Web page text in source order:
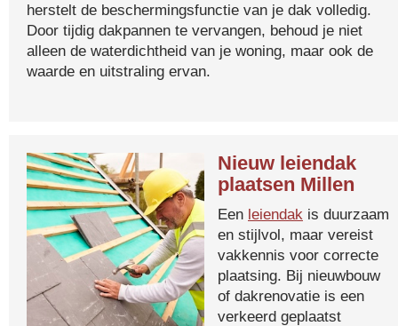
herstelt de beschermingsfunctie van je dak volledig.
Door tijdig dakpannen te vervangen, behoud je niet
alleen de waterdichtheid van je woning, maar ook de
waarde en uitstraling ervan.
Nieuw leiendak
plaatsen Millen
Een leiendak is duurzaam
en stijlvol, maar vereist
vakkennis voor correcte
plaatsing. Bij nieuwbouw
of dakrenovatie is een
verkeerd geplaatst